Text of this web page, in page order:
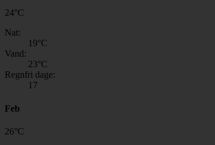
24°C
Nat:
19°C
Vand:
23°C
Regnfri dage:
17
Feb
26°C